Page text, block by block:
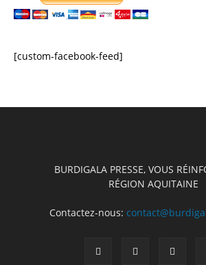
[custom-facebook-feed]
BURDIGALA PRESSE, VOUS
RÉGION AQUITAINE
Contactez-nous: